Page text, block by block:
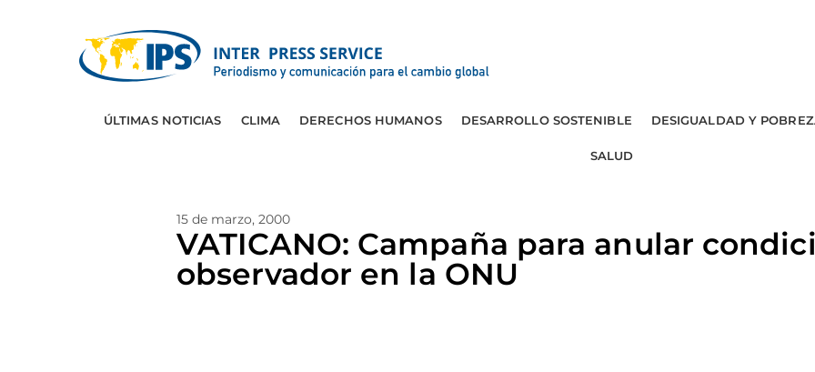
ÚLTIMAS NOTICIAS CLIMA DERECHOS HUMANOS DESARROLLO SOSTENIBLE DESIGUALDAD Y
SALUD
15 de marzo, 2000
VATICANO: Campaña para anular
observador en la ONU